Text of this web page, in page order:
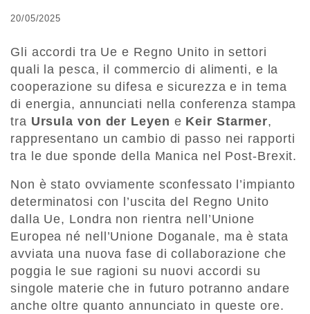
20/05/2025
Gli accordi tra Ue e Regno Unito in settori
quali la pesca, il commercio di alimenti, e la
cooperazione su difesa e sicurezza e in tema
di energia, annunciati nella conferenza stampa
tra Ursula von der Leyen e Keir Starmer,
rappresentano un cambio di passo nei rapporti
tra le due sponde della Manica nel Post-Brexit.
Non è stato ovviamente sconfessato l’impianto
determinatosi con l’uscita del Regno Unito
dalla Ue, Londra non rientra nell’Unione
Europea né nell’Unione Doganale, ma è stata
avviata una nuova fase di collaborazione che
poggia le sue ragioni su nuovi accordi su
singole materie che in futuro potranno andare
anche oltre quanto annunciato in queste ore.